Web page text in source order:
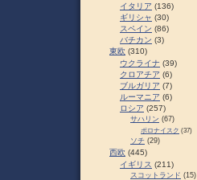
イタリア (136)
ギリシャ (30)
スペイン (86)
バチカン (3)
東欧 (310)
ウクライナ (39)
クロアチア (6)
ブルガリア (7)
ルーマニア (6)
ロシア (257)
サハリン (67)
ポロナイスク (37)
ソチ (29)
西欧 (445)
イギリス (211)
スコットランド (15)